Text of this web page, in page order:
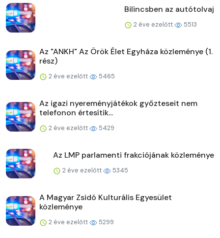
Bilincsben az autótolvaj
2 éve ezelőtt 5513
Az "ANKH" Az Örök Élet Egyháza közleménye (1.
rész)
2 éve ezelőtt 5465
Az igazi nyereményjátékok győzteseit nem
telefonon értesítik...
2 éve ezelőtt 5429
Az LMP parlamenti frakciójának közleménye
2 éve ezelőtt 5345
A Magyar Zsidó Kulturális Egyesület
közleménye
2 éve ezelőtt 5299